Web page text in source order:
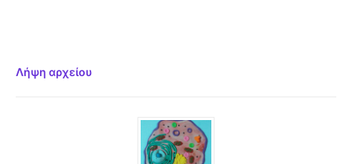
Λήψη αρχείου